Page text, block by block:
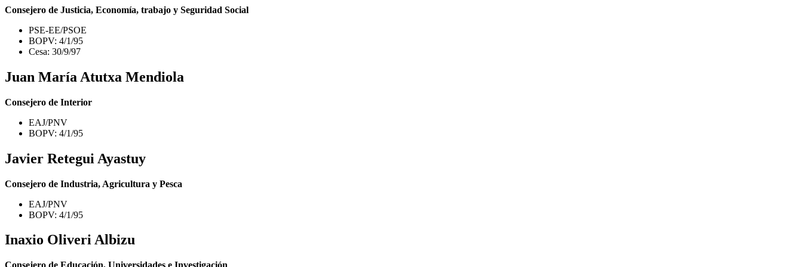
Consejero de Justicia, Economía, trabajo y Seguridad Social
PSE-EE/PSOE
BOPV: 4/1/95
Cesa: 30/9/97
Juan María Atutxa Mendiola
Consejero de Interior
EAJ/PNV
BOPV: 4/1/95
Javier Retegui Ayastuy
Consejero de Industria, Agricultura y Pesca
EAJ/PNV
BOPV: 4/1/95
Inaxio Oliveri Albizu